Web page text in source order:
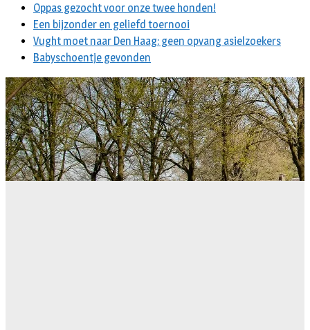
Oppas gezocht voor onze twee honden!
Een bijzonder en geliefd toernooi
Vught moet naar Den Haag: geen opvang asielzoekers
Babyschoentje gevonden